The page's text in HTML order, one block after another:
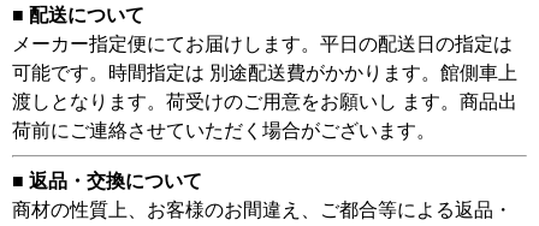
■ 配送について
メーカー指定便にてお届けします。平日の配送日の指定は
可能です。時間指定は 別途配送費がかかります。館側車上
渡しとなります。荷受けのご用意をお願いし ます。商品出
荷前にご連絡させていただく場合がございます。
■ 返品・交換について
商材の性質上、お客様のお間違え、ご都合等による返品・